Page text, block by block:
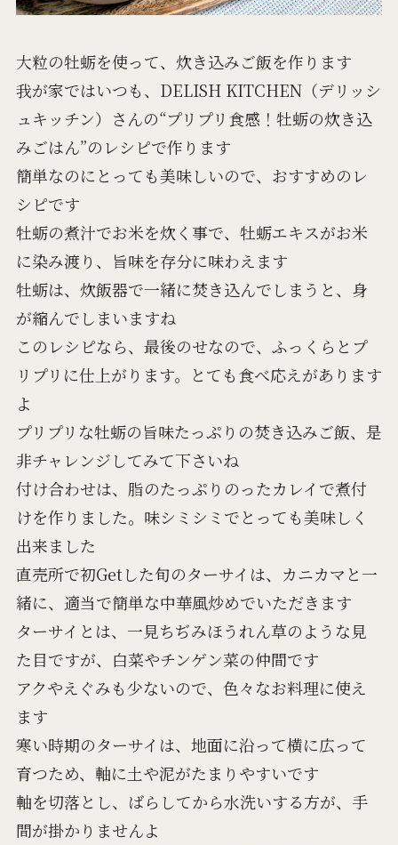
大粒の牡蛎を使って、炊き込みご飯を作ります
我が家ではいつも、DELISH KITCHEN（デリッシ
ュキッチン）さんの“プリプリ食感！牡蛎の炊き込
みごはん”のレシピで作ります
簡単なのにとっても美味しいので、おすすめのレ
シピです
牡蛎の煮汁でお米を炊く事で、牡蛎エキスがお米
に染み渡り、旨味を存分に味わえます
牡蛎は、炊飯器で一緒に焚き込んでしまうと、身
が縮んでしまいますね
このレシピなら、最後のせなので、ふっくらとプ
リプリに仕上がります。とても食べ応えがあります
よ
プリプリな牡蛎の旨味たっぷりの焚き込みご飯、是
非チャレンジしてみて下さいね
付け合わせは、脂のたっぷりのったカレイで煮付
けを作りました。味シミシミでとっても美味しく
出来ました
直売所で初Getした旬のターサイは、カニカマと一
緒に、適当で簡単な中華風炒めでいただきます
ターサイとは、一見ちぢみほうれん草のような見
た目ですが、白菜やチンゲン菜の仲間です
アクやえぐみも少ないので、色々なお料理に使え
ます
寒い時期のターサイは、地面に沿って横に広って
育つため、軸に土や泥がたまりやすいです
軸を切落とし、ばらしてから水洗いする方が、手
間が掛かりませんよ